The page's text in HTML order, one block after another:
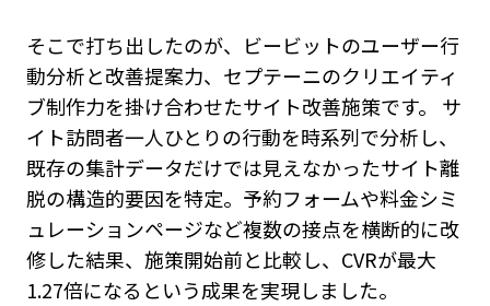
そこで打ち出したのが、ビービットのユーザー行
動分析と改善提案力、セプテーニのクリエイティ
ブ制作力を掛け合わせたサイト改善施策です。 サ
イト訪問者一人ひとりの行動を時系列で分析し、
既存の集計データだけでは見えなかったサイト離
脱の構造的要因を特定。予約フォームや料金シミ
ュレーションページなど複数の接点を横断的に改
修した結果、施策開始前と比較し、CVRが最大
1.27倍になるという成果を実現しました。